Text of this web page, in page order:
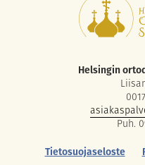
Helsingin
Puh.
Tietosuojaseloste